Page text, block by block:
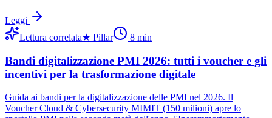
Leggi
Lettura correlata★ Pillar 8 min
Bandi digitalizzazione PMI 2026: tutti i voucher e gli
incentivi per la trasformazione digitale
Guida ai bandi per la digitalizzazione delle PMI nel 2026. Il
Voucher Cloud & Cybersecurity MIMIT (150 milioni) apre lo